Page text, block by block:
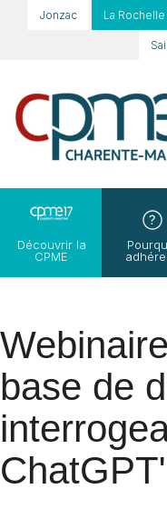
Jonzac La Rochelle
Découvrir la
CPME
base de